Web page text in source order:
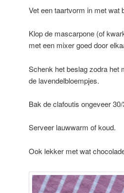
Vet een taartvorm in met wat
Klop de mascarpone (of
met een mixer goed door
Schenk het beslag zodra het
de lavendelbloempjes.
Bak de clafoutis ongeveer
Serveer lauwwarm of koud.
Ook lekker met wat